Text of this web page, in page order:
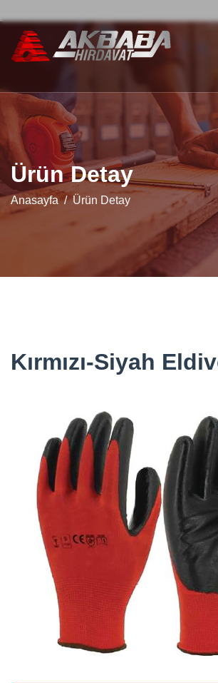
Ürün Detay
Anasayfa Ürün Detay
Kırmızı-Siyah